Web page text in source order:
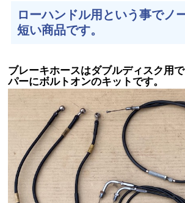
ローハンドル用という事でノ
短い商品です。
ブレーキホースはダブルディスク用
パーにボルトオンのキットです。